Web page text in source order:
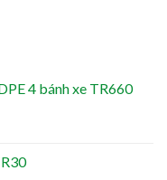
4 bánh xe TR660